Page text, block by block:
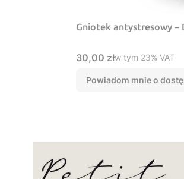
Gniotek antystresowy –
Cena brutto
30,00 złw tym %s VAT
w tym 23% VAT
Powiadom mnie o